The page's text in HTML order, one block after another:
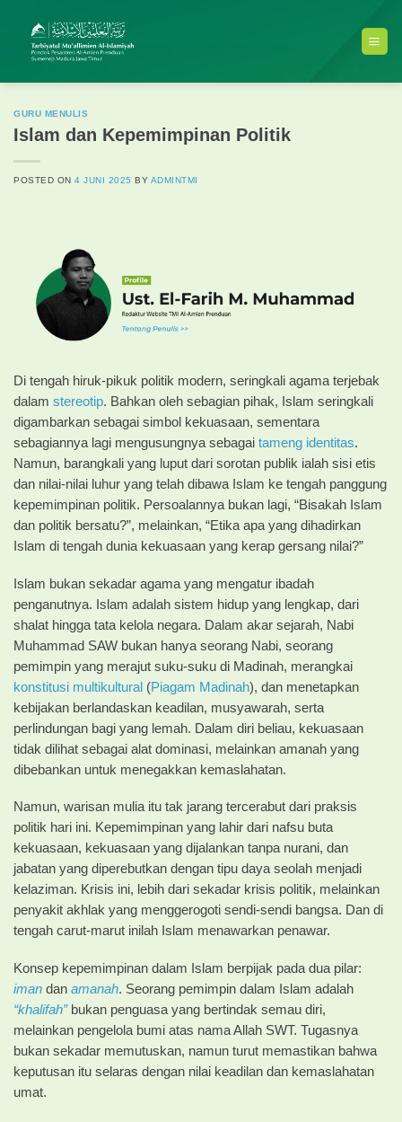
content
GURU MENULIS
Islam dan Kepemimpinan Politik
POSTED ON4 JUNI 2025 BY ADMINTMI
Di tengah hiruk-pikuk politik modern, seringkali agama terjebak
dalam stereotip. Bahkan oleh sebagian pihak, Islam seringkali
digambarkan sebagai simbol kekuasaan, sementara
sebagiannya lagi mengusungnya sebagai tameng identitas.
Namun, barangkali yang luput dari sorotan publik ialah sisi etis
dan nilai-nilai luhur yang telah dibawa Islam ke tengah panggung
kepemimpinan politik. Persoalannya bukan lagi, “Bisakah Islam
dan politik bersatu?”, melainkan, “Etika apa yang dihadirkan
Islam di tengah dunia kekuasaan yang kerap gersang nilai?”
Islam bukan sekadar agama yang mengatur ibadah
penganutnya. Islam adalah sistem hidup yang lengkap, dari
shalat hingga tata kelola negara. Dalam akar sejarah, Nabi
Muhammad SAW bukan hanya seorang Nabi, seorang
pemimpin yang merajut suku-suku di Madinah, merangkai
konstitusi multikultural (Piagam Madinah), dan menetapkan
kebijakan berlandaskan keadilan, musyawarah, serta
perlindungan bagi yang lemah. Dalam diri beliau, kekuasaan
tidak dilihat sebagai alat dominasi, melainkan amanah yang
dibebankan untuk menegakkan kemaslahatan.
Namun, warisan mulia itu tak jarang tercerabut dari praksis
politik hari ini. Kepemimpinan yang lahir dari nafsu buta
kekuasaan, kekuasaan yang dijalankan tanpa nurani, dan
jabatan yang diperebutkan dengan tipu daya seolah menjadi
kelaziman. Krisis ini, lebih dari sekadar krisis politik, melainkan
penyakit akhlak yang menggerogoti sendi-sendi bangsa. Dan di
tengah carut-marut inilah Islam menawarkan penawar.
Konsep kepemimpinan dalam Islam berpijak pada dua pilar:
iman dan amanah. Seorang pemimpin dalam Islam adalah
“khalifah” bukan penguasa yang bertindak semau diri,
melainkan pengelola bumi atas nama Allah SWT. Tugasnya
bukan sekadar memutuskan, namun turut memastikan bahwa
keputusan itu selaras dengan nilai keadilan dan kemaslahatan
umat.